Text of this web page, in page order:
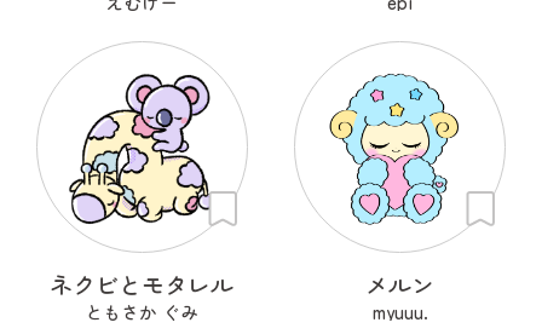
ネクビとモタレル
ともさか ぐみ
メルン
myuuu.